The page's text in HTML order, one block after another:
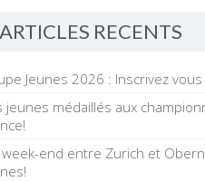
ARTICLES RECENTS
Jeunes 2026 : Inscrivez vous
jeunes médaillés aux
week-end entre Zurich et